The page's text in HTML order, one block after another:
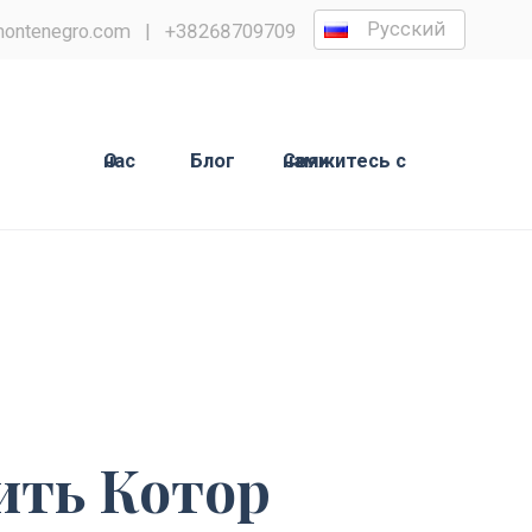
| +38268709709 Русский
О нас Блог Свяжитесь с нами
Котор